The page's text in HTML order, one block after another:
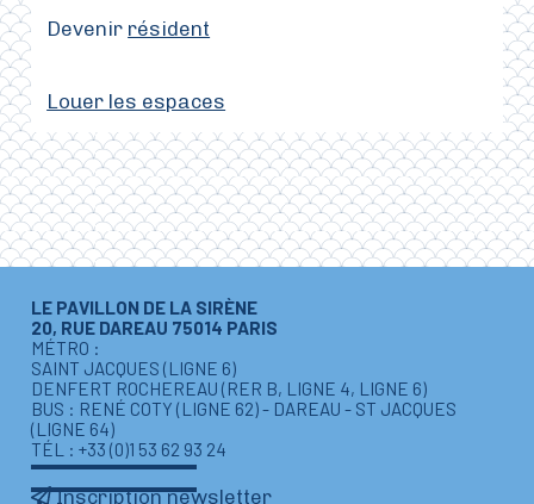
Devenir résident
Louer les espaces
LE PAVILLON DE LA SIRÈNE
20, RUE DAREAU 75014 PARIS
MÉTRO :
SAINT JACQUES (LIGNE 6)
DENFERT ROCHEREAU (RER B, LIGNE 4, LIGNE 6)
BUS : RENÉ COTY (LIGNE 62) - DAREAU - ST JACQUES
(LIGNE 64)
TÉL : +33 (0)1 53 62 93 24
Inscription newsletter